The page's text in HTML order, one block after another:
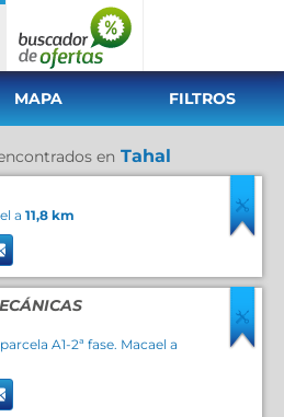
MAPA FILTROS
en Tahal
a 11,8 km
A1-2ª fase. Macael a